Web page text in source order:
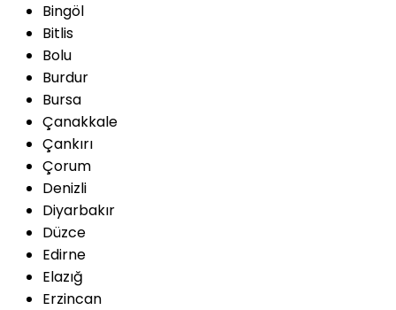
Bingöl
Bitlis
Bolu
Burdur
Bursa
Çanakkale
Çankırı
Çorum
Denizli
Diyarbakır
Düzce
Edirne
Elazığ
Erzincan